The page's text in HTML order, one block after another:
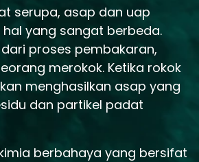
serupa, asap dan uap
yang sangat berbeda.
proses pembakaran,
merokok. Ketika rokok
menghasilkan asap yang
dan partikel padat
berbahaya yang bersifat